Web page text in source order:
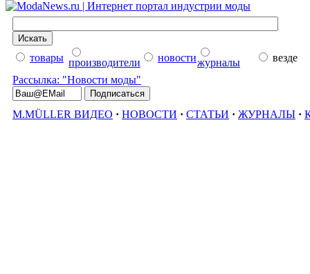
товары производители новостижурналы
везде
Рассылка: "Новости моды"
M.MÜLLER ВИДЕО · НОВОСТИ · СТАТЬИ · ЖУРНАЛЫ ·